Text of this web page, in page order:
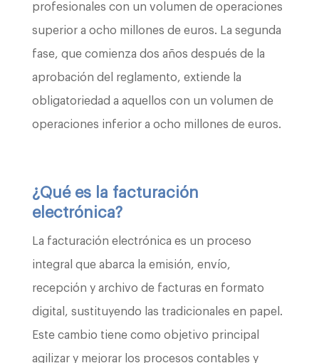
profesionales con un volumen de operaciones
superior a ocho millones de euros. La segunda
fase, que comienza dos años después de la
aprobación del reglamento, extiende la
obligatoriedad a aquellos con un volumen de
operaciones inferior a ocho millones de euros.
¿Qué es la facturación
electrónica?
La facturación electrónica es un proceso
integral que abarca la emisión, envío,
recepción y archivo de facturas en formato
digital, sustituyendo las tradicionales en papel.
Este cambio tiene como objetivo principal
agilizar y mejorar los procesos contables y